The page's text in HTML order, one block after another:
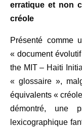
erratique et non
créole
Présenté comme
« document
the MIT – Haiti
« glossaire »,
équivalents «
démontré, une
lexicographique